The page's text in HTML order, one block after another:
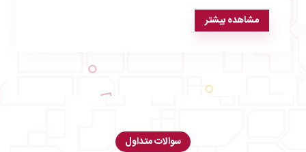
مشاهده بیشتر
سوالات متداول